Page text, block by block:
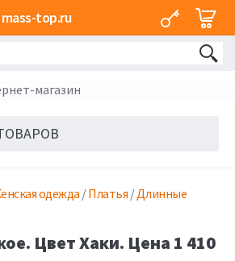
mass-top.ru
магазин
одежда /Платья /Длинные
Цвет Хаки. Цена 1 410